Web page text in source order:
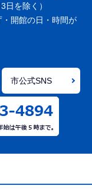
日を除く）
開館の日・時間が
市公式SNS